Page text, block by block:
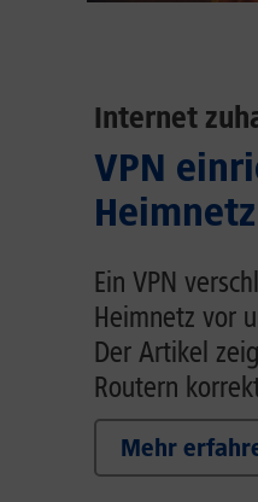
Internet
VPN
Heimnetz
Ein VPN
Heimnetz vor
Der Artikel
Routern
Mehr